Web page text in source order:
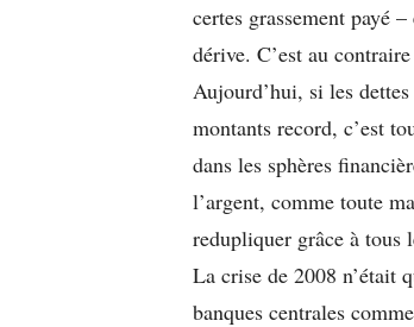
certes grassement payé
dérive. C’est au
Aujourd’hui, si les
montants record, c’est
dans les sphères
l’argent, comme toute
redupliquer grâce à tous
La crise de 2008 n’était
banques centrales